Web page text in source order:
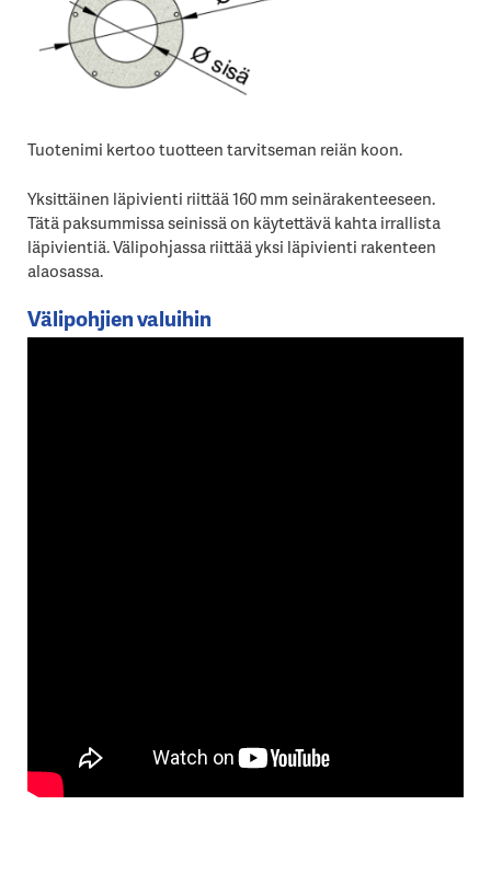
‍Tuotenimi kertoo tuotteen tarvitseman reiän koon.
Yksittäinen läpivienti riittää 160 mm seinärakenteeseen.
Tätä paksummissa seinissä on käytettävä kahta irrallista
läpivientiä. Välipohjassa riittää yksi läpivienti rakenteen
alaosassa.
Välipohjien valuihin